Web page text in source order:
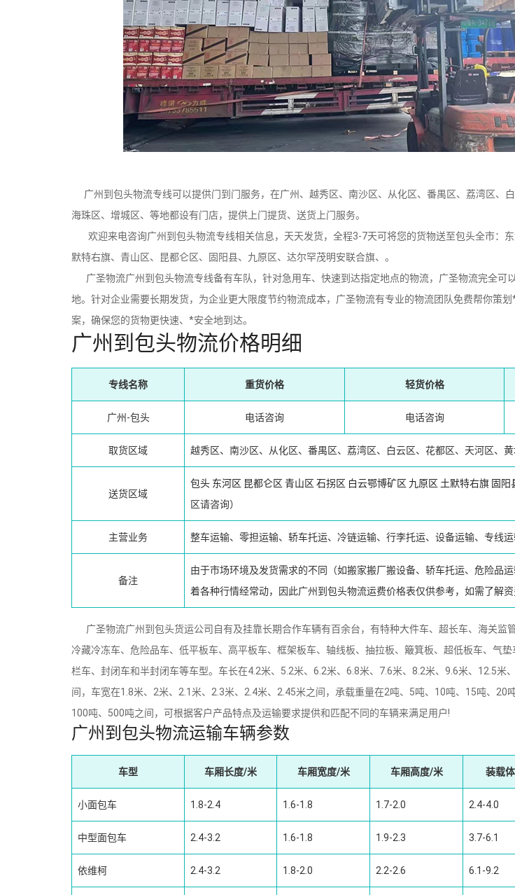
广州到包头物流专线可以提供门到门服务，在广州、越秀区、南沙区、从化区、番禺区、荔湾区、白
海珠区、增城区、等地都设有门店，提供上门提货、送货上门服务。
欢迎来电咨询广州到包头物流专线相关信息，天天发货，全程3-7天可将您的货物送至包头全市：
默特右旗、青山区、昆都仑区、固阳县、九原区、达尔罕茂明安联合旗、。
广圣物流广州到包头物流专线备有车队，针对急用车、快速到达指定地点的物流，广圣物流完全可
地。针对企业需要长期发货，为企业更大限度节约物流成本，广圣物流有专业的物流团队免费帮你策
案，确保您的货物更快速、*安全地到达。
广州到包头物流价格明细
专线名称 重货价格 轻货价格
广州-包头 电话咨询 电话咨询
取货区域 越秀区、南沙区、从化区、番禺区、荔湾区、白云区、花都区、天河区、黄
送货区域
包头 东河区 昆都仑区 青山区 石拐区 白云鄂博矿区 九原区 土默特右旗 固阳
区请咨询）
主营业务 整车运输、零担运输、轿车托运、冷链运输、行李托运、设备运输、专线
备注
由于市场环境及发货需求的不同（如搬家搬厂搬设备、轿车托运、危险品
着各种行情经常动，因此广州到包头物流运费价格表仅供参考，如需了解
广圣物流广州到包头货运公司自有及挂靠长期合作车辆有百余台，有特种大件车、超长车、海关监
冷藏冷冻车、危险品车、低平板车、高平板车、框架板车、轴线板、抽拉板、簸箕板、超低板车、气
栏车、封闭车和半封闭车等车型。车长在4.2米、5.2米、6.2米、6.8米、7.6米、8.2米、9.6米、12.5米
间，车宽在1.8米、2米、2.1米、2.3米、2.4米、2.45米之间，承载重量在2吨、5吨、10吨、15吨、20
100吨、500吨之间，可根据客户产品特点及运输要求提供和匹配不同的车辆来满足用户!
广州到包头物流运输车辆参数
车型 车厢长度/米 车厢宽度/米 车厢高度/米 装载
小面包车 1.8-2.4 1.6-1.8 1.7-2.0 2.4-4.0
中型面包车 2.4-3.2 1.6-1.8 1.9-2.3 3.7-6.1
依维柯 2.4-3.2 1.8-2.0 2.2-2.6 6.1-9.2